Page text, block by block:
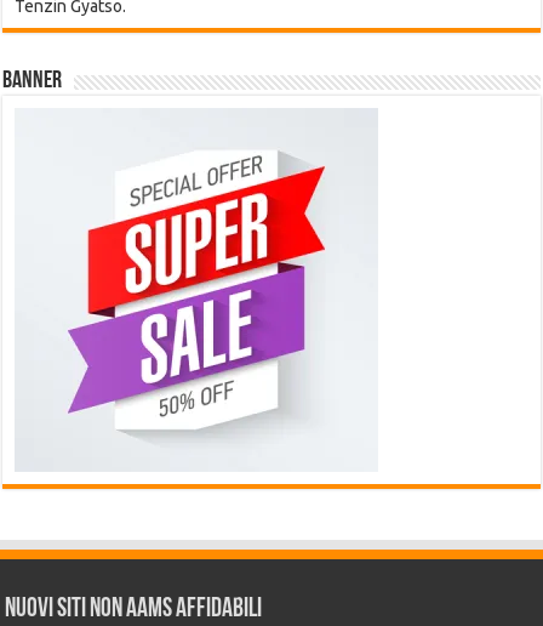
Tenzin Gyatso.
Banner
Nuovi siti non AAMS affidabili